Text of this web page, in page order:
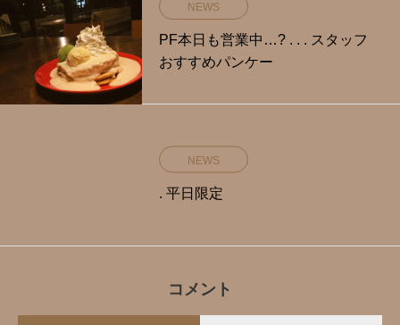
NEWS
PF本日も営業中…? . . . スタッフ
おすすめパンケー
NEWS
. 平日限定️
コメント